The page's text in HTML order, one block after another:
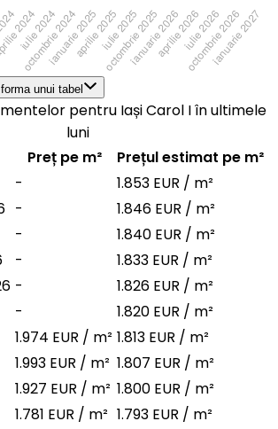
unui tabel
pentru Iași Carol I în ultimele
luni
Preț pe m²
Prețul estimat pe m²
-
1.853 EUR / m²
-
1.846 EUR / m²
-
1.840 EUR / m²
-
1.833 EUR / m²
-
1.826 EUR / m²
-
1.820 EUR / m²
1.974 EUR / m² 1.813 EUR / m²
1.993 EUR / m² 1.807 EUR / m²
1.927 EUR / m² 1.800 EUR / m²
1.781 EUR / m² 1.793 EUR / m²